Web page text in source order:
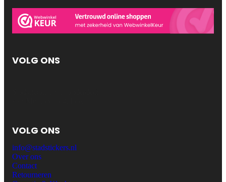
VOLG ONS
VOLG ONS
info@stadstickers.nl
Over ons
Contact
Retourneren